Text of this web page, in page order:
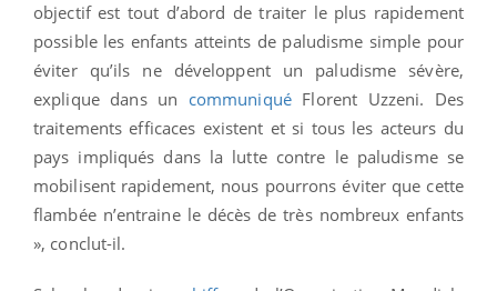
objectif est tout d’abord de traiter le plus rapidement
possible les enfants atteints de paludisme simple pour
éviter qu’ils ne développent un paludisme sévère,
explique dans un communiquéFlorent Uzzeni. Des
traitements efficaces existent et si tous les acteurs du
pays impliqués dans la lutte contre le paludisme se
mobilisent rapidement, nous pourrons éviter que cette
flambée n’entraine le décès de très nombreux enfants
», conclut-il.